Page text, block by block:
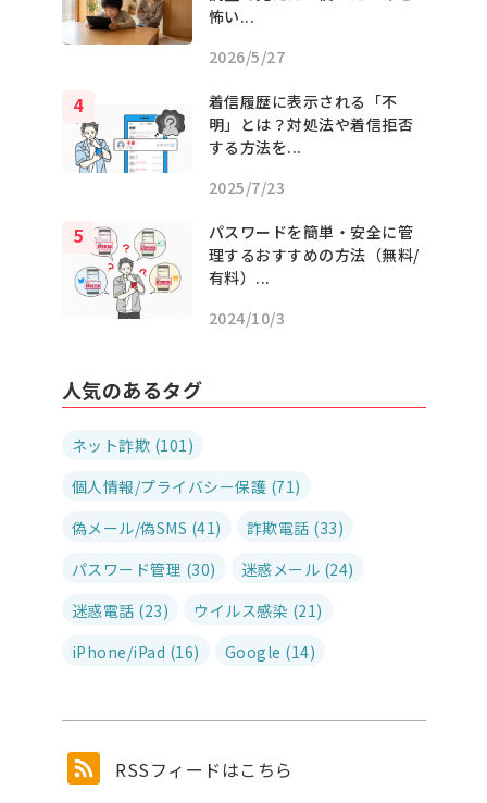
怖い...
2026/5/27
着信履歴に表示される「不
明」とは？対処法や着信拒否
する方法を...
2025/7/23
パスワードを簡単・安全に管
理するおすすめの方法（無料/
有料）...
2024/10/3
人気のあるタグ
ネット詐欺 (101)
個人情報/プライバシー保護 (71)
偽メール/偽SMS (41)
詐欺電話 (33)
パスワード管理 (30)
迷惑メール (24)
迷惑電話 (23)
ウイルス感染 (21)
iPhone/iPad (16)
Google (14)
RSSフィードはこちら